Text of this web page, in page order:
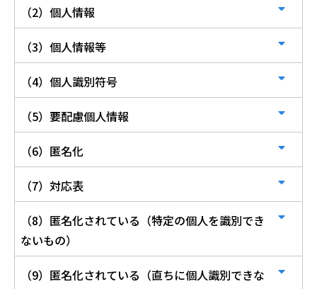
（2）個人情報
（3）個人情報等
（4）個人識別符号
（5）要配慮個人情報
（6）匿名化
（7）対応表
（8）匿名化されている（特定の個人を識別でき
ないもの）
（9）匿名化されている（直ちに個人識別できな